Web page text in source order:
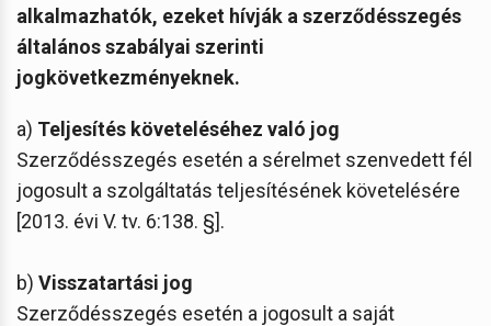
alkalmazhatók, ezeket hívják a szerződésszegés
általános szabályai szerinti
jogkövetkezményeknek.
a) Teljesítés követeléséhez való jog
Szerződésszegés esetén a sérelmet szenvedett fél
jogosult a szolgáltatás teljesítésének követelésére
[2013. évi V. tv. 6:138. §].
b) Visszatartási jog
Szerződésszegés esetén a jogosult a saját